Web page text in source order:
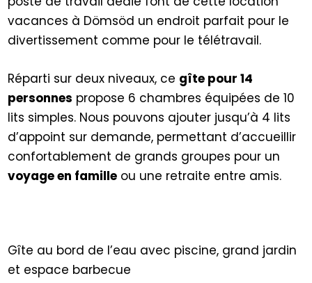
vacances à Dömsöd un endroit parfait pour le
divertissement comme pour le télétravail.
Réparti sur deux niveaux, ce gîte pour 14
personnes propose 6 chambres équipées de 10
lits simples. Nous pouvons ajouter jusqu’à 4 lits
d’appoint sur demande, permettant d’accueillir
confortablement de grands groupes pour un
voyage en famille ou une retraite entre amis.
Gîte au bord de l’eau avec piscine, grand jardin
et espace barbecue